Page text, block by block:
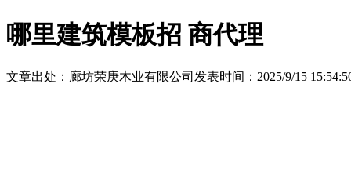
哪里建筑模板招 商代理
文章出处：廊坊荣庚木业有限公司 发表时间：2025/9/15